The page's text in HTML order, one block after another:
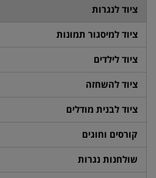
ציוד לנגרות
ציוד למיסגור תמונות
ציוד לילדים
ציוד להשחזה
ציוד לבנית מודלים
קורסים וחוגים
שולחנות נגרות